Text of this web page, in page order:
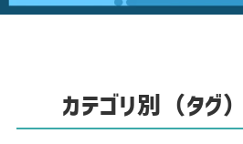
カテゴリ別（タグ）